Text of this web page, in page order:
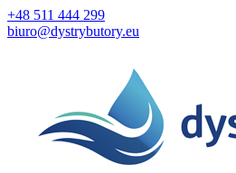
+48 511 444 299
biuro@dystrybutory.eu